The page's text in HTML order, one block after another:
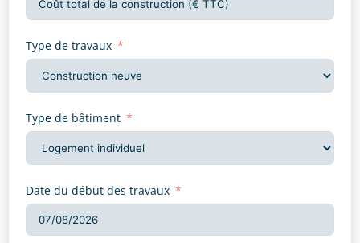
Type de travaux
Type de bâtiment
Date du début des travaux